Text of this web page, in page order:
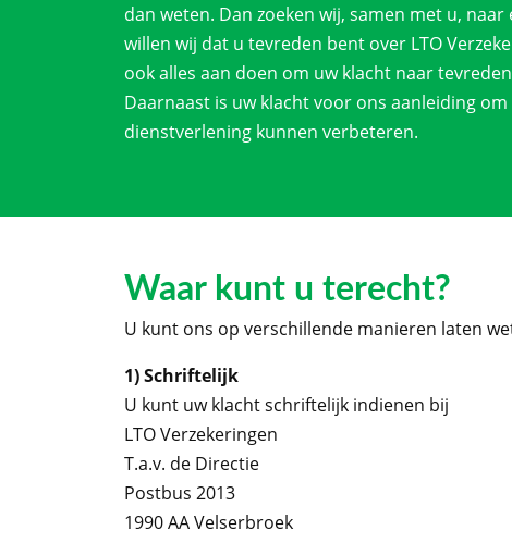
dan weten. Dan zoeken wij, samen met u,
willen wij dat u tevreden bent over LTO
ook alles aan doen om uw klacht naar
Daarnaast is uw klacht voor ons aanleiding
dienstverlening kunnen verbeteren.
Waar kunt u terecht?
U kunt ons op verschillende manieren laten
1) Schriftelijk
U kunt uw klacht schriftelijk indienen bij
LTO Verzekeringen
T.a.v. de Directie
Postbus 2013
1990 AA Velserbroek